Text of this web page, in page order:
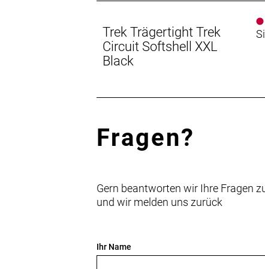
Trek Trägertight Trek
Circuit Softshell XXL
Black
Fragen?
Gern beantworten wir Ihre Fragen
und wir melden uns zurück
Ihr Name